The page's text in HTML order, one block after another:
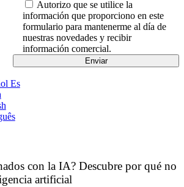
Autorizo que se utilice la
información que proporciono en este
formulario para mantenerme al día de
nuestras novedades y recibir
información comercial.
Es
con la IA? Descubre por qué no
artificial